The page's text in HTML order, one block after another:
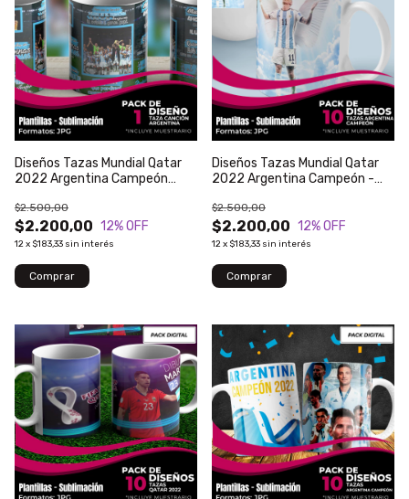
Diseños Tazas Mundial Qatar
2022 Argentina Campeón
$2.200,00
$2.500,00
12% OFF
12x $183,33 sin interés
Diseños Tazas Mundial Qatar
2022 Argentina Campeón -
$2.200,00
$2.500,00
12% OFF
12x $183,33 sin interés